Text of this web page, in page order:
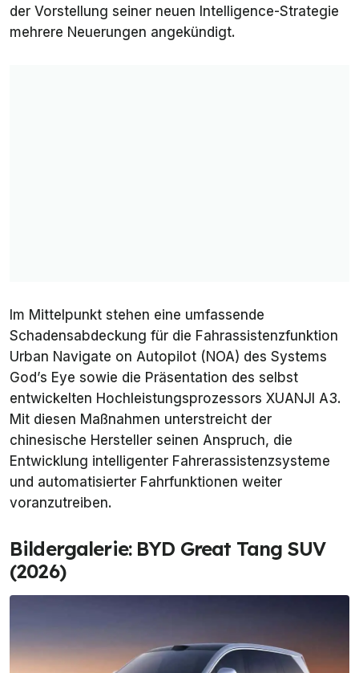
der Vorstellung seiner neuen Intelligence-Strategie
mehrere Neuerungen angekündigt.
Im Mittelpunkt stehen eine umfassende
Schadensabdeckung für die Fahrassistenzfunktion
Urban Navigate on Autopilot (NOA) des Systems
God’s Eye sowie die Präsentation des selbst
entwickelten Hochleistungsprozessors XUANJI A3.
Mit diesen Maßnahmen unterstreicht der
chinesische Hersteller seinen Anspruch, die
Entwicklung intelligenter Fahrerassistenzsysteme
und automatisierter Fahrfunktionen weiter
voranzutreiben.
Bildergalerie: BYD Great Tang SUV
(2026)